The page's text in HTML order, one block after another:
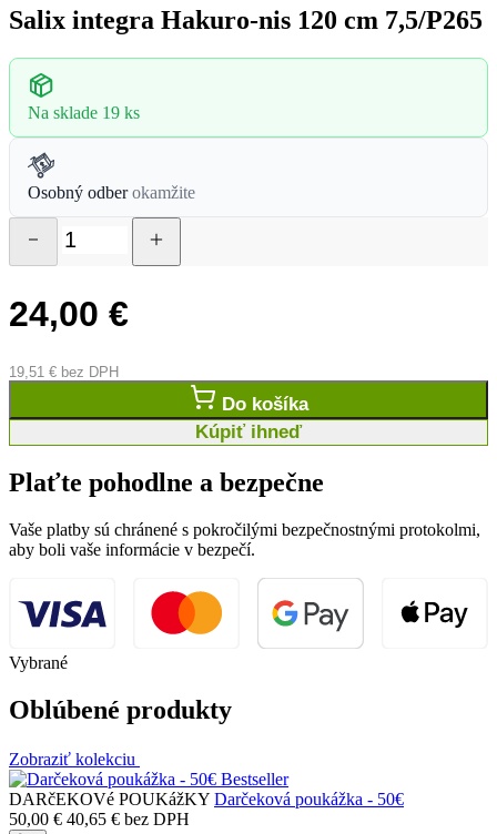
Salix integra Hakuro-nis 120 cm 7,5/P265
Na sklade 19 ks
Osobný odber okamžite
24,00 €
19,51 € bez DPH
Do košíka
Kúpiť ihneď
Plaťte pohodlne a bezpečne
Vaše platby sú chránené s pokročilými bezpečnostnými protokolmi,
aby boli vaše informácie v bezpečí.
Vybrané
Oblúbené produkty
Zobraziť kolekciu
Bestseller
DARčEKOVé POUKážKY Darčeková poukážka - 50€
50,00 € 40,65 € bez DPH